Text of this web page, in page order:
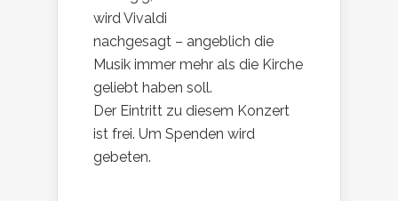
wird Vivaldi
nachgesagt – angeblich die
Musik immer mehr als die Kirche
geliebt haben soll.
Der Eintritt zu diesem Konzert
ist frei. Um Spenden wird
gebeten.